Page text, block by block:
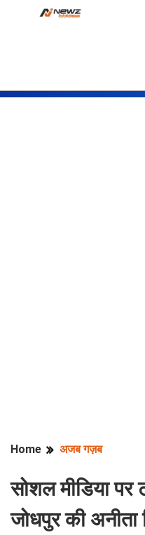
Home अजब गज़ब
सोशल मीडिया पर
जोधपुर की अनीता